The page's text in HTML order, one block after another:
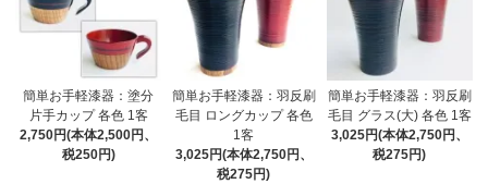
簡単お手軽漆器：塗分
片手カップ 各色 1客
2,750円(本体2,500円、
税250円)
簡単お手軽漆器：羽反刷
毛目 ロングカップ 各色
1客
3,025円(本体2,750円、
税275円)
簡単お手軽漆器：羽反刷
毛目 グラス(大) 各色 1客
3,025円(本体2,750円、
税275円)